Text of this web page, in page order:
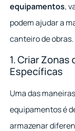
equipamentos,
podem ajudar a
canteiro de obras.
1. Criar
Específicas
Uma das
equipamentos é
armazenar